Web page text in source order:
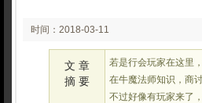
时间：2018-03-11
03:03
文 章
摘 要
若是行会玩家在这里
在牛魔法师知识，商
不过好像有玩家来了